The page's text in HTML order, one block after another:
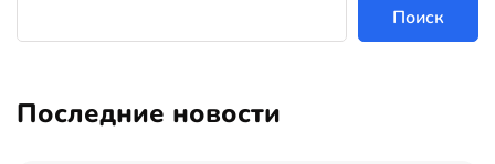
Поиск
Последние новости